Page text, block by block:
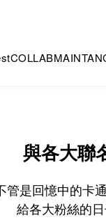
COLLAB
與各大聯
管是回憶中的卡
給各大粉絲的